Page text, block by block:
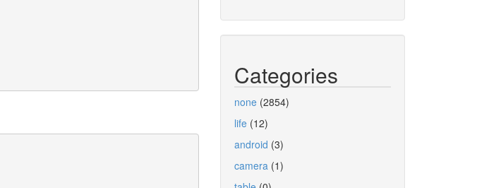
Categories
none(2854)
life(12)
android (3)
camera(1)